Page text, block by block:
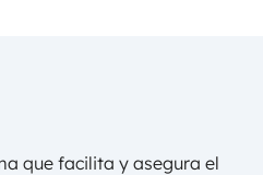
que facilita y asegura el